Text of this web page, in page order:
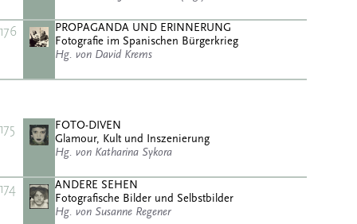
176
PROPAGANDA UND ERINNERUNG
Fotografie im Spanischen Bürgerkrieg
Hg. von David Krems
175
FOTO-DIVEN
Glamour, Kult und Inszenierung
Hg. von Katharina Sykora
174
ANDERE SEHEN
Fotografische Bilder und Selbstbilder
Hg. von Susanne Regener